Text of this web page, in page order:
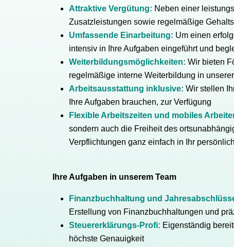
Attraktive Vergütung: Neben einer
Zusatzleistungen sowie regelmäßige
Umfassende Einarbeitung: Um einen
intensiv in Ihre Aufgaben eingeführt und
Weiterbildungsmöglichkeiten: Wir bieten
regelmäßige interne Weiterbildung in
Arbeitsausstattung inklusive: Wir stellen
Ihre Aufgaben brauchen, zur Verfügung
Flexible Arbeitszeiten und mobiles
sondern auch die Freiheit des
Verpflichtungen ganz einfach in Ihr
Ihre Aufgaben in unserem Team
Finanzbuchhaltung und
Erstellung von Finanzbuchhaltungen und
Steuererklärungs-Profi: Eigenständig
höchste Genauigkeit